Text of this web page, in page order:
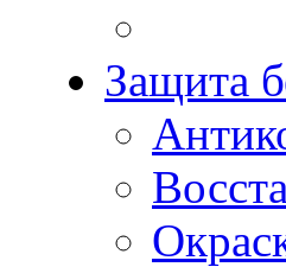
Защита